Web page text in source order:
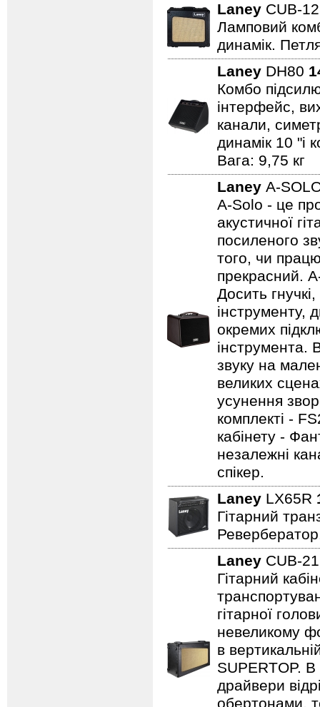
Laney CUB-
Ламповий
динамік.
Laney DH80
Комбо
інтерфейс,
канали,
динамік 10 "і
Вага: 9,75 кг
Laney A-
A-Solo - це
акустичної
посиленого
того, чи
прекрасний.
Досить
інструменту,
окремих
інструмента.
звуку на
великих
усунення
комплекті -
кабінету -
незалежні
спікер.
Laney LX65R
Гітарний
Laney CUB-
Гітарний
гітарної
невеликому
в
SUPERTOP. В
драйвери